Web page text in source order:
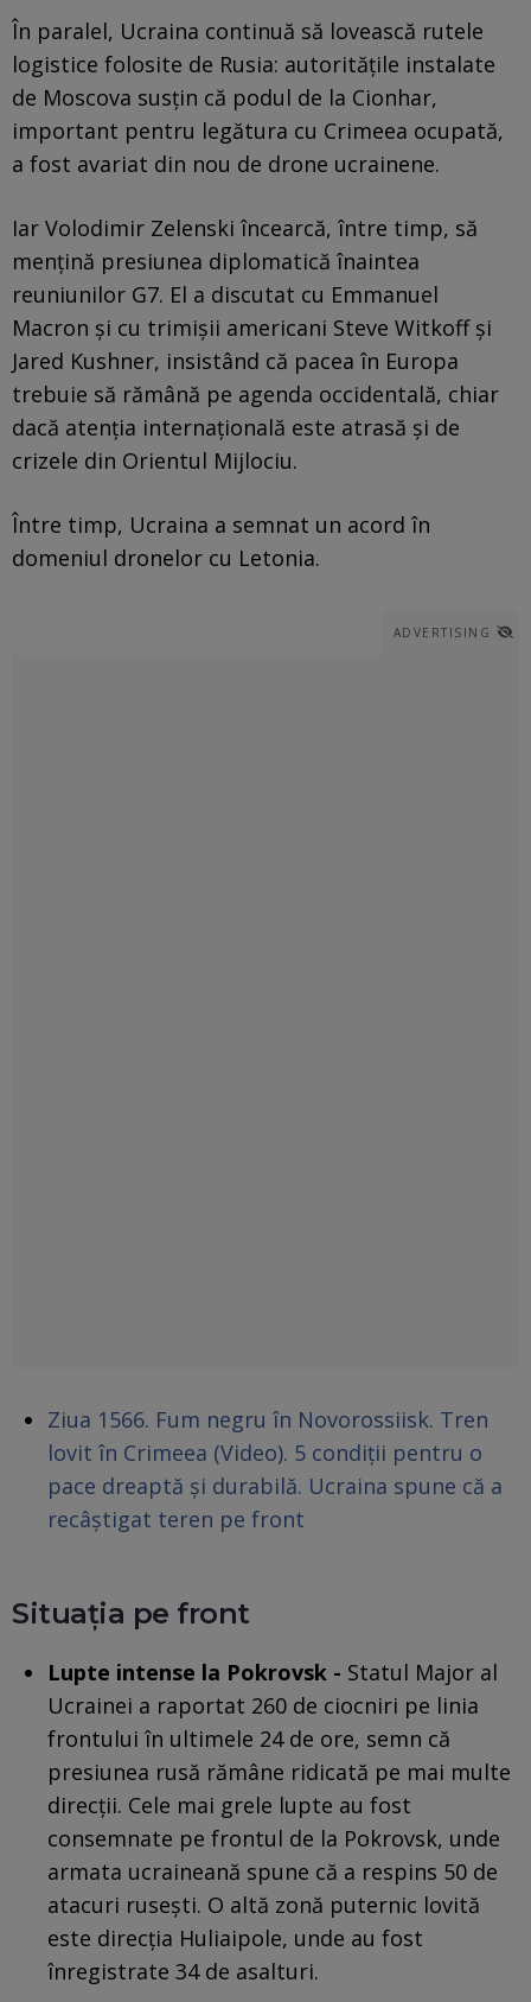
În paralel, Ucraina continuă să lovească rutele
logistice folosite de Rusia: autoritățile instalate
de Moscova susțin că podul de la Cionhar,
important pentru legătura cu Crimeea ocupată,
a fost avariat din nou de drone ucrainene.
Iar Volodimir Zelenski încearcă, între timp, să
mențină presiunea diplomatică înaintea
reuniunilor G7. El a discutat cu Emmanuel
Macron și cu trimișii americani Steve Witkoff și
Jared Kushner, insistând că pacea în Europa
trebuie să rămână pe agenda occidentală, chiar
dacă atenția internațională este atrasă și de
crizele din Orientul Mijlociu.
Între timp, Ucraina a semnat un acord în
domeniul dronelor cu Letonia.
ADVERTISING
Ziua 1566. Fum negru în Novorossiisk. Tren
lovit în Crimeea (Video). 5 condiții pentru o
pace dreaptă și durabilă. Ucraina spune că a
recâștigat teren pe front
Situația pe front
Lupte intense la Pokrovsk - Statul Major al
Ucrainei a raportat 260 de ciocniri pe linia
frontului în ultimele 24 de ore, semn că
presiunea rusă rămâne ridicată pe mai multe
direcții. Cele mai grele lupte au fost
consemnate pe frontul de la Pokrovsk, unde
armata ucraineană spune că a respins 50 de
atacuri rusești. O altă zonă puternic lovită
este direcția Huliaipole, unde au fost
înregistrate 34 de asalturi.